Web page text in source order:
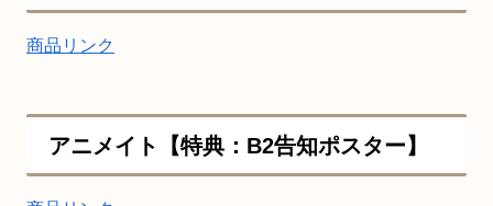
商品リンク
アニメイト【特典：B2告知ポスター】